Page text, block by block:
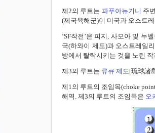
제2의 루트는 파푸아뉴기니 주
(제국육해군)이 미국과 오스트
‘SF작전’은 피지, 사모아 및 누
국(하와이 제도)과 오스트레일
방에서 탈락시키는 것을 노린
제3의 루트는 류큐 제도 [琉球諸
제1의 루트의 조임목(choke
해역. 제3의 루트의 조임목은 오